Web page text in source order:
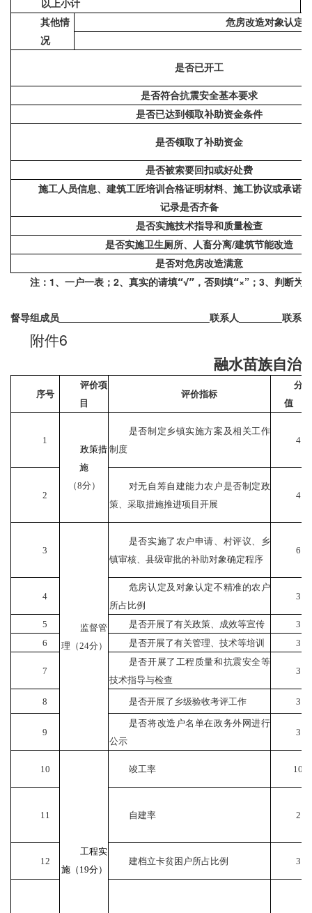
以上小计
其他情
况
危房改造对象认定
是否已开工
是否符合抗震安全基本要求
是否已达到领取补助资金条件
是否领取了补助资金
是否被索要回扣或好处费
施工人员信息、建筑工匠培训合格证明材料、施工协议或承诺
记录是否齐备
是否实施技术指导和质量检查
是否实施卫生厕所、人畜分离/建筑节能改造
是否对危房改造满意
注： 1、一户一表； 2、真实的请填“√”，否则填“×”； 3、判断为“
督导组成员 联系人 联系
附件6
融水苗族自治
序号
评价项
目
评价指标
分
值
1
政策措
施
（8分）
是否制定乡镇实施方案及相关工作
制度
4
2
对无自筹自建能力农户是否制定政
策、采取措施推进项目开展
4
3
监督管
理（24分）
是否实施了农户申请、村评议、乡
镇审核、县级审批的补助对象确定程序
6
4
危房认定及对象认定不精准的农户
所占比例
3
5 是否开展了有关政策、成效等宣传
3
6
是否开展了有关管理、技术等培训 3
7
是否开展了工程质量和抗震安全等
技术指导与检查
3
8 是否开展了乡级验收考评工作 3
9
是否将改造户名单在政务外网进行
公示
3
10
工程实
施（ 19分）
竣工率 10
11 自建率 2
12 建档立卡贫困户所占比例 3